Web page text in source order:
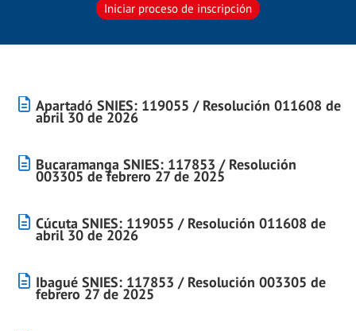
Iniciar proceso de inscripción
Apartadó SNIES: 119055 / Resolución 011608 de
abril 30 de 2026
Bucaramanga SNIES: 117853 / Resolución
003305 de febrero 27 de 2025
Cúcuta SNIES: 119055 / Resolución 011608 de
abril 30 de 2026
Ibagué SNIES: 117853 / Resolución 003305 de
febrero 27 de 2025